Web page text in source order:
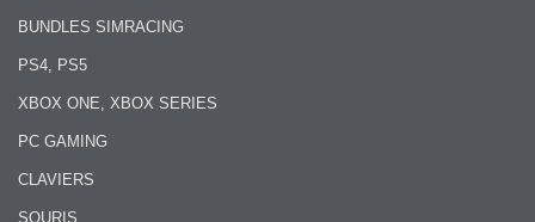
BUNDLES SIMRACING
PS4, PS5
XBOX ONE, XBOX SERIES
PC GAMING
CLAVIERS
SOURIS